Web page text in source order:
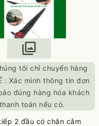
photo_library
tôi chỉ chuyển hàng
: Xác minh thông tin đơn
đúng hàng hóa khách
toán nếu có.
2 đầu có chân cắm